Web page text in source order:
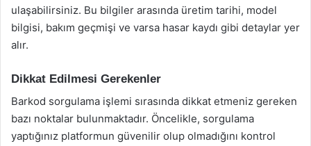
ulaşabilirsiniz. Bu bilgiler arasında üretim tarihi, model
bilgisi, bakım geçmişi ve varsa hasar kaydı gibi detaylar yer
alır.
Dikkat Edilmesi Gerekenler
Barkod sorgulama işlemi sırasında dikkat etmeniz gereken
bazı noktalar bulunmaktadır. Öncelikle, sorgulama
yaptığınız platformun güvenilir olup olmadığını kontrol